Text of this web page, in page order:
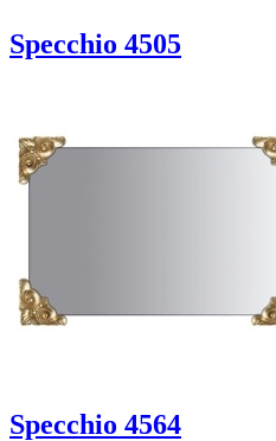
Specchio 4505
Specchio 4564